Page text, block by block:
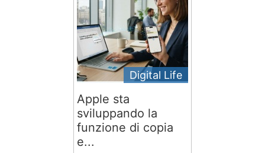
Digital Life
Apple sta
sviluppando la
funzione di copia
e...